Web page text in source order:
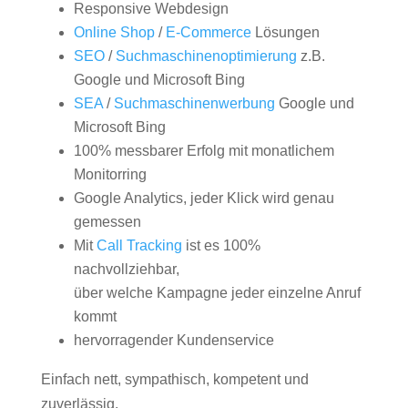
Responsive Webdesign
Online Shop/ E-CommerceLösungen
SEO/ Suchmaschinenoptimierung z.B.
Google und Microsoft Bing
SEA/ Suchmaschinenwerbung Google und
Microsoft Bing
100% messbarer Erfolg mit monatlichem
Monitorring
Google Analytics, jeder Klick wird genau
gemessen
MitCall Tracking ist es 100%
nachvollziehbar,
über welche Kampagne jeder einzelne Anruf
kommt
hervorragender Kundenservice
Einfach nett, sympathisch, kompetent und
zuverlässig.